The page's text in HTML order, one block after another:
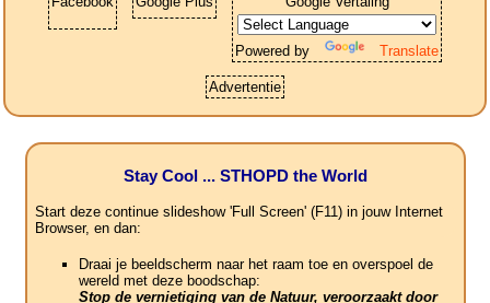
Powered by Translate
Advertentie
Stay Cool ... STHOPD the World
Start deze continue slideshow 'Full Screen' (F11) in jouw Internet
Browser, en dan:
Draai je beeldscherm naar het raam toe en overspoel de
wereld met deze boodschap:
Stop de vernietiging van de Natuur, veroorzaakt door